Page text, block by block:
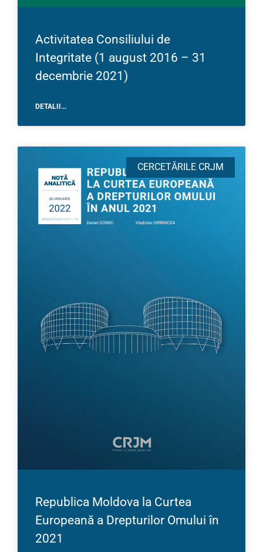
Activitatea Consiliului de
Integritate (1 august 2016 – 31
decembrie 2021)
DETALII...
CERCETĂRILE CRJM
Republica Moldova la Curtea
Europeană a Drepturilor Omului în
2021